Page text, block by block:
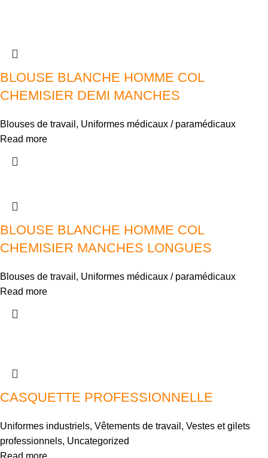
BLOUSE BLANCHE HOMME COL
CHEMISIER DEMI MANCHES
Blouses de travail , Uniformes médicaux / paramédicaux
Read more
BLOUSE BLANCHE HOMME COL
CHEMISIER MANCHES LONGUES
Blouses de travail , Uniformes médicaux / paramédicaux
Read more
CASQUETTE PROFESSIONNELLE
Uniformes industriels, Vêtements de travail , Vestes et gilets
professionnels, Uncategorized
Read more